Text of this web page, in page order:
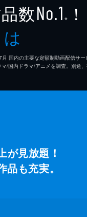
数No.1 ※ ！
国内の主要な定額制動画配信サ
/国内ドラマ/アニメを調査。別途、
が見放題！
も充実。